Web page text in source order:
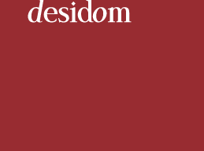
телефон для связи